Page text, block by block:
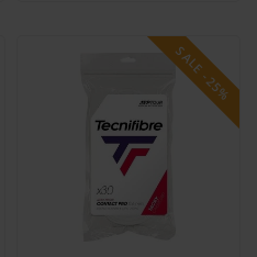
SALE -25%